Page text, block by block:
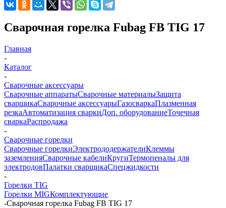
Сварочная горелка Fubag FB TIG 17
Главная
-
Каталог
-
Сварочные аксессуары
Сварочные аппаратыСварочные материалыЗащита
сварщикаСварочные аксессуарыГазосваркаПлазменная
резкаАвтоматизация сваркиДоп. оборудованиеТочечная
сваркаРаспродажа
-
Сварочные горелки
Сварочные горелкиЭлектрододержателиКлеммы
заземленияСварочные кабелиКругиТермопеналы для
электродовПалатки сварщикаСпецжидкости
-
Горелки TIG
Горелки MIGКомплектующие
-Сварочная горелка Fubag FB TIG 17